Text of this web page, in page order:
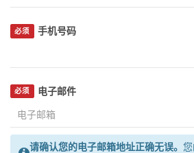
手机号码
必须
电子邮件
必须
请确认您的电子邮箱地址正确无误。